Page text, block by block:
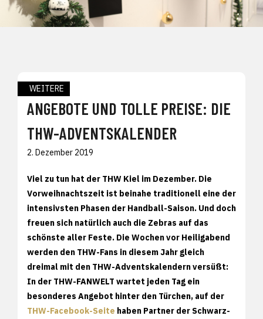
WEITERE
ANGEBOTE UND TOLLE PREISE: DIE
THW-ADVENTSKALENDER
2. Dezember 2019
Viel zu tun hat der THW Kiel im Dezember. Die
Vorweihnachtszeit ist beinahe traditionell eine der
intensivsten Phasen der Handball-Saison. Und doch
freuen sich natürlich auch die Zebras auf das
schönste aller Feste. Die Wochen vor Heiligabend
werden den THW-Fans in diesem Jahr gleich
dreimal mit den THW-Adventskalendern versüßt:
In der THW-FANWELT wartet jeden Tag ein
besonderes Angebot hinter den Türchen, auf der
THW-Facebook-Seite haben Partner der Schwarz-